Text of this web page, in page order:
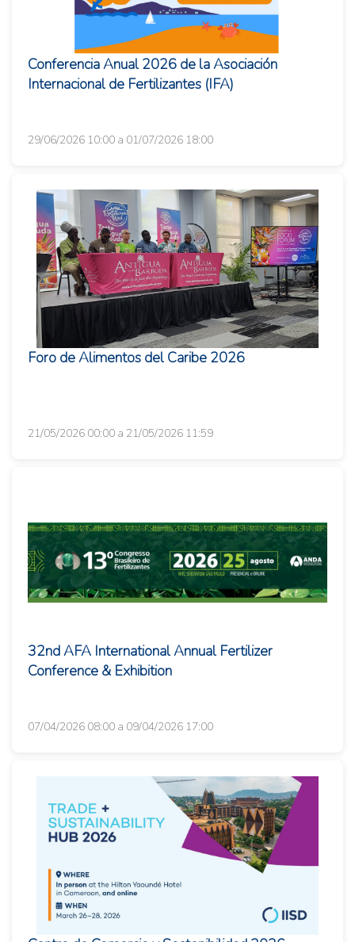
Conferencia Anual 2026 de la Asociación
Internacional de Fertilizantes (IFA)
29/06/2026 10:00 a 01/07/2026 18:00
Foro de Alimentos del Caribe 2026
21/05/2026 00:00 a 21/05/2026 11:59
32nd AFA International Annual Fertilizer
Conference & Exhibition
07/04/2026 08:00 a 09/04/2026 17:00